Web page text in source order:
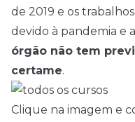
de 2019 e os
devido à pandemia e
órgão não tem
certame.
Clique na imagem e